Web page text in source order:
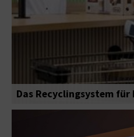
Das Recyclingsystem